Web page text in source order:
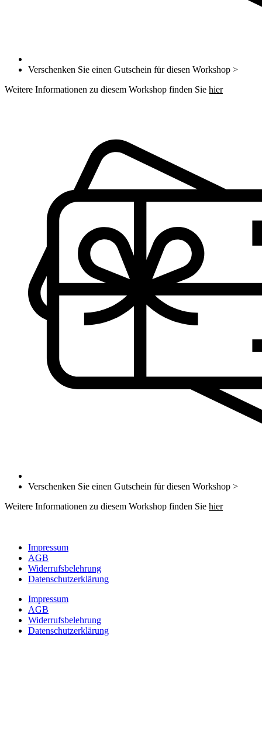
Verschenken Sie einen Gutschein für diesen Workshop >
Weitere Informationen zu diesem Workshop finden Sie hier
Verschenken Sie einen Gutschein für diesen Workshop >
Weitere Informationen zu diesem Workshop finden Sie hier
Impressum
AGB
Widerrufsbelehrung
Datenschutzerklärung
Impressum
AGB
Widerrufsbelehrung
Datenschutzerklärung